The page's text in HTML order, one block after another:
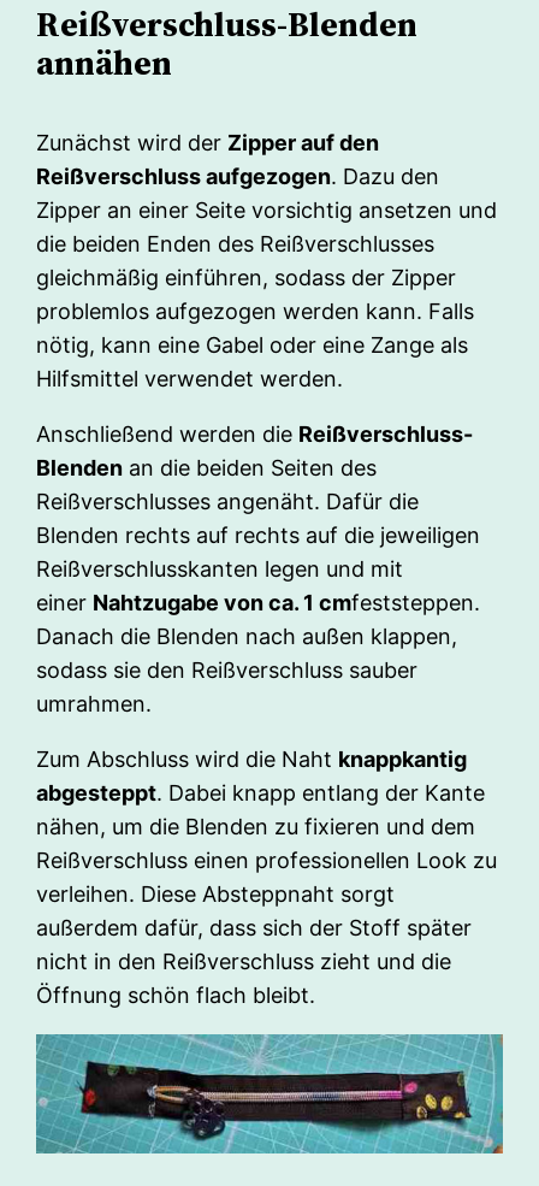
Reißverschluss-Blenden
annähen
Zunächst wird der Zipper auf den
Reißverschluss aufgezogen. Dazu den
Zipper an einer Seite vorsichtig ansetzen und
die beiden Enden des Reißverschlusses
gleichmäßig einführen, sodass der Zipper
problemlos aufgezogen werden kann. Falls
nötig, kann eine Gabel oder eine Zange als
Hilfsmittel verwendet werden.
Anschließend werden die Reißverschluss-
Blenden an die beiden Seiten des
Reißverschlusses angenäht. Dafür die
Blenden rechts auf rechts auf die jeweiligen
Reißverschlusskanten legen und mit
einer Nahtzugabe von ca. 1 cmfeststeppen.
Danach die Blenden nach außen klappen,
sodass sie den Reißverschluss sauber
umrahmen.
Zum Abschluss wird die Naht knappkantig
abgesteppt. Dabei knapp entlang der Kante
nähen, um die Blenden zu fixieren und dem
Reißverschluss einen professionellen Look zu
verleihen. Diese Absteppnaht sorgt
außerdem dafür, dass sich der Stoff später
nicht in den Reißverschluss zieht und die
Öffnung schön flach bleibt.